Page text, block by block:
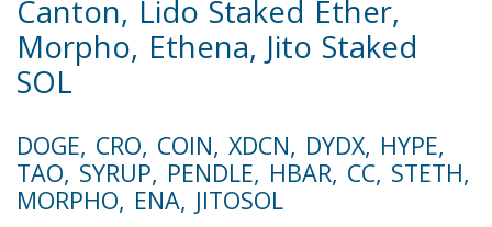
Canton, Lido Staked Ether,
Morpho, Ethena, Jito Staked
SOL
DOGE, CRO, COIN, XDCN, DYDX, HYPE,
TAO, SYRUP, PENDLE, HBAR, CC, STETH,
MORPHO, ENA, JITOSOL